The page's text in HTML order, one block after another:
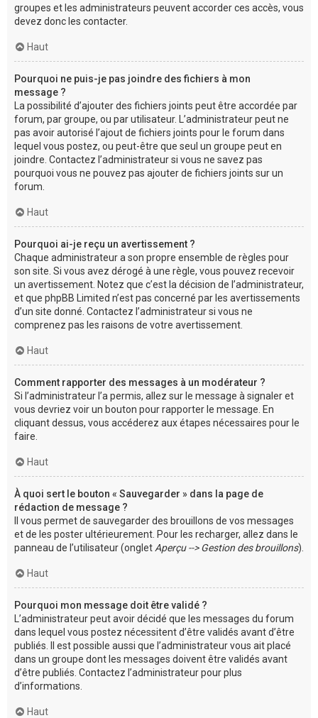
groupes et les administrateurs peuvent accorder ces accès, vous
devez donc les contacter.
Haut
Pourquoi ne puis-je pas joindre des fichiers à mon
message ?
La possibilité d’ajouter des fichiers joints peut être accordée par
forum, par groupe, ou par utilisateur. L’administrateur peut ne
pas avoir autorisé l’ajout de fichiers joints pour le forum dans
lequel vous postez, ou peut-être que seul un groupe peut en
joindre. Contactez l’administrateur si vous ne savez pas
pourquoi vous ne pouvez pas ajouter de fichiers joints sur un
forum.
Haut
Pourquoi ai-je reçu un avertissement ?
Chaque administrateur a son propre ensemble de règles pour
son site. Si vous avez dérogé à une règle, vous pouvez recevoir
un avertissement. Notez que c’est la décision de l’administrateur,
et que phpBB Limited n’est pas concerné par les avertissements
d’un site donné. Contactez l’administrateur si vous ne
comprenez pas les raisons de votre avertissement.
Haut
Comment rapporter des messages à un modérateur ?
Si l’administrateur l’a permis, allez sur le message à signaler et
vous devriez voir un bouton pour rapporter le message. En
cliquant dessus, vous accéderez aux étapes nécessaires pour le
faire.
Haut
À quoi sert le bouton « Sauvegarder » dans la page de
rédaction de message ?
Il vous permet de sauvegarder des brouillons de vos messages
et de les poster ultérieurement. Pour les recharger, allez dans le
panneau de l’utilisateur (onglet Aperçu --> Gestion des brouillons).
Haut
Pourquoi mon message doit être validé ?
L’administrateur peut avoir décidé que les messages du forum
dans lequel vous postez nécessitent d’être validés avant d’être
publiés. Il est possible aussi que l’administrateur vous ait placé
dans un groupe dont les messages doivent être validés avant
d’être publiés. Contactez l’administrateur pour plus
d’informations.
Haut